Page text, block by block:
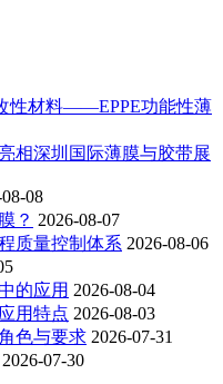
性材料——EPPE功能性薄
相深圳国际薄膜与胶带展
08
？ 2026-08-07
质量控制体系 2026-08-06
的应用 2026-08-04
用特点 2026-08-03
色与要求 2026-07-31
2026-07-30